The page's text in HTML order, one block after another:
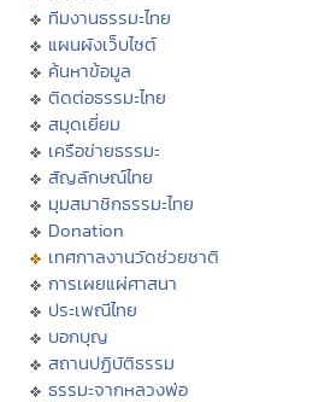
ทีมงานธรรมะไทย
แผนผังเว็บไซต์
ค้นหาข้อมูล
ติดต่อธรรมะไทย
สมุดเยี่ยม
เครือข่ายธรรมะ
สัญลักษณ์ไทย
มุมสมาชิกธรรมะไทย
Donation
เทศกาลงานวัดช่วยชาติ
การเผยแผ่ศาสนา
ประเพณีไทย
บอกบุญ
สถานปฏิบัติธรรม
ธรรมะจากหลวงพ่อ